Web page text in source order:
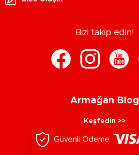
Bizi takip edin!
Armağan Blog
Keşfedin >>
Güvenli Ödeme